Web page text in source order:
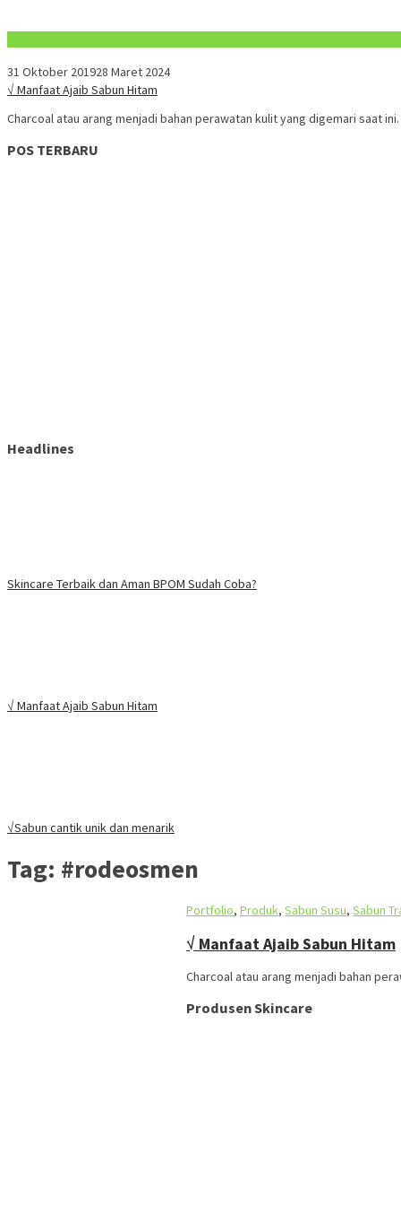
31 Oktober 201928 Maret 2024
√ Manfaat Ajaib Sabun Hitam
Charcoal atau arang menjadi bahan perawatan kulit yang digemari saat
POS TERBARU
Headlines
Skincare Terbaik dan Aman BPOM Sudah Coba?
√ Manfaat Ajaib Sabun Hitam
√Sabun cantik unik dan menarik
Tag: #rodeosmen
Portfolio, Produk, Sabun Susu, Sabun
√ Manfaat Ajaib Sabun Hitam
Charcoal atau arang menjadi bahan
Produsen Skincare